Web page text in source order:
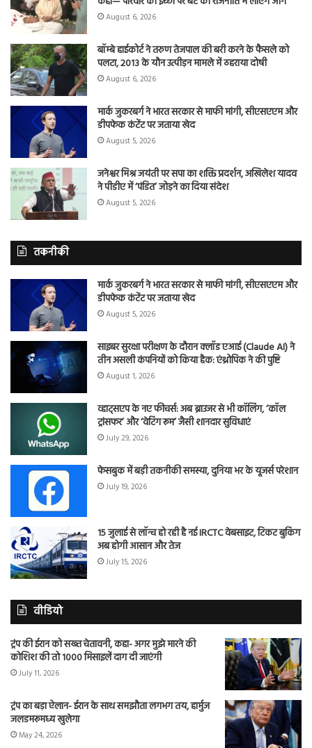
August 6, 2026
बॉम्बे हाईकोर्ट ने तरुण तेजपाल की बरी करने के फैसले को
पलटा, 2013 के यौन उत्पीड़न मामले में ठहराया दोषी
August 6, 2026
मार्क जुकरबर्ग ने भारत सरकार से माफी मांगी, सीएसएएम और
डीपफेक कंटेंट पर जताया खेद
August 5, 2026
जनेश्वर मिश्र जयंती पर सपा का शक्ति प्रदर्शन, अखिलेश यादव
ने पीडीए में ‘पंडित’ जोड़ने का दिया संदेश
August 5, 2026
तकनीकी
मार्क जुकरबर्ग ने भारत सरकार से माफी मांगी, सीएसएएम और
डीपफेक कंटेंट पर जताया खेद
August 5, 2026
साइबर सुरक्षा परीक्षण के दौरान क्लॉड एआई (Claude AI) ने
तीन असली कंपनियों को किया हैक: एंथ्रोपिक ने की पुष्टि
August 1, 2026
व्हाट्सएप के नए फीचर्स: अब ब्राउजर से भी कॉलिंग, ‘कॉल
ट्रांसफर’ और ‘वेटिंग रूम’ जैसी शानदार सुविधाएं
July 29, 2026
फेसबुक में बड़ी तकनीकी समस्या, दुनिया भर के यूजर्स परेशान
July 19, 2026
15 जुलाई से लॉन्च हो रही है नई IRCTC वेबसाइट, टिकट बुकिंग
अब होगी आसान और तेज
July 15, 2026
वीडियो
ट्रंप की ईरान को सख्त चेतावनी, कहा- अगर मुझे मारने की
कोशिश की तो 1000 मिसाइलें दाग दी जाएंगी
July 11, 2026
ट्रंप का बड़ा ऐलान- ईरान के साथ समझौता लगभग तय, हार्मुज
जलडमरूमध्य खुलेगा
May 24, 2026